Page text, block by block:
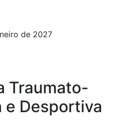
de 2027
Traumato-
Desportiva